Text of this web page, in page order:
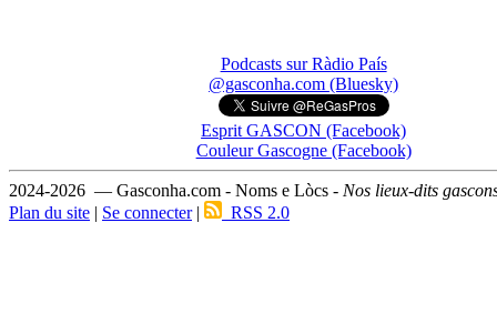
Podcasts sur Ràdio País
@gasconha.com (Bluesky)
Esprit GASCON (Facebook)
Couleur Gascogne (Facebook)
2024-2026 — Gasconha.com - Noms e Lòcs - Nos lieux-dits
Plan du site | Se connecter| RSS 2.0